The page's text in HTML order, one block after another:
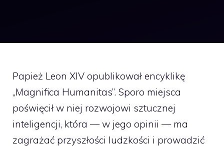
Papież Leon XIV opublikował encyklikę
„Magnifica Humanitas”. Sporo miejsca
poświęcił w niej rozwojowi sztucznej
inteligencji, która — w jego opinii — ma
zagrażać przyszłości ludzkości i prowadzić